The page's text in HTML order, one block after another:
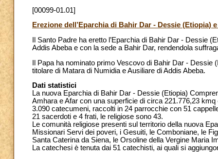
[00099-01.01]
Erezione dell’Eparchia di Bahir Dar - Dessie (Etiopia)
Il Santo Padre ha eretto l’Eparchia di Bahir Dar - Dessie
Addis Abeba e con la sede a Bahir Dar, rendendola
Il Papa ha nominato primo Vescovo di Bahir Dar -
titolare di Matara di Numidia e Ausiliare di Addis Abeba.
Dati statistici
La nuova Eparchia di Bahir Dar - Dessie (Etiopia)
Amhara e Afar con una superficie di circa 221.776,23
3.090 catecumeni, raccolti in 24 parrocchie con 51
21 sacerdoti e 4 frati, le religiose sono 43.
Le comunità religiose presenti sul territorio della nuova
Missionari Servi dei poveri, i Gesuiti, le Comboniane, le
Santa Caterina da Siena, le Orsoline della Vergine Maria
La catechesi è tenuta dai 51 catechisti, ai quali si